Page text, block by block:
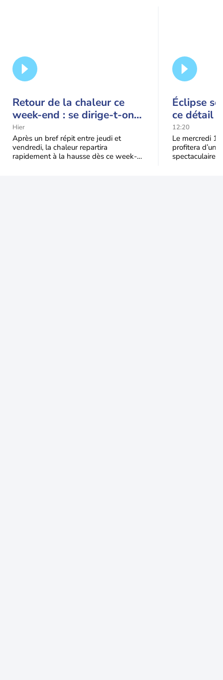
Retour de la chaleur ce
week-end : se dirige-t-on
vers une cinquième vague
de chaleur en France ?
Hier
Après un bref répit entre jeudi et
vendredi, la chaleur repartira
rapidement à la hausse dès ce week-
Éclipse
ce détail
spectacle
12:20
Le mercredi
profitera
spectaculaire,